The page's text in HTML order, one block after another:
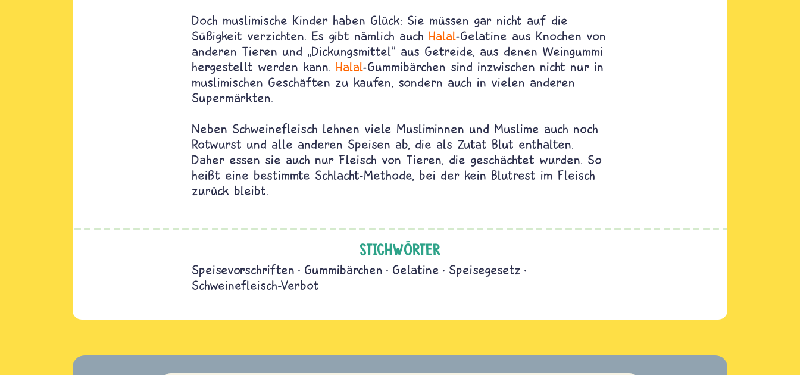
Doch muslimische Kinder haben Glück: Sie müssen gar nicht auf die
Süßigkeit verzichten. Es gibt nämlich auch Halal-Gelatine aus Knochen von
anderen Tieren und „Dickungsmittel“ aus Getreide, aus denen Weingummi
hergestellt werden kann. Halal-Gummibärchen sind inzwischen nicht nur in
muslimischen Geschäften zu kaufen, sondern auch in vielen anderen
Supermärkten.
Neben Schweinefleisch lehnen viele Musliminnen und Muslime auch noch
Rotwurst und alle anderen Speisen ab, die als Zutat Blut enthalten.
Daher essen sie auch nur Fleisch von Tieren, die geschächtet wurden. So
heißt eine bestimmte Schlacht-Methode, bei der kein Blutrest im Fleisch
zurück bleibt.
STICHWÖRTER
Speisevorschriften Gummibärchen Gelatine
Speisegesetz
Schweinefleisch-Verbot